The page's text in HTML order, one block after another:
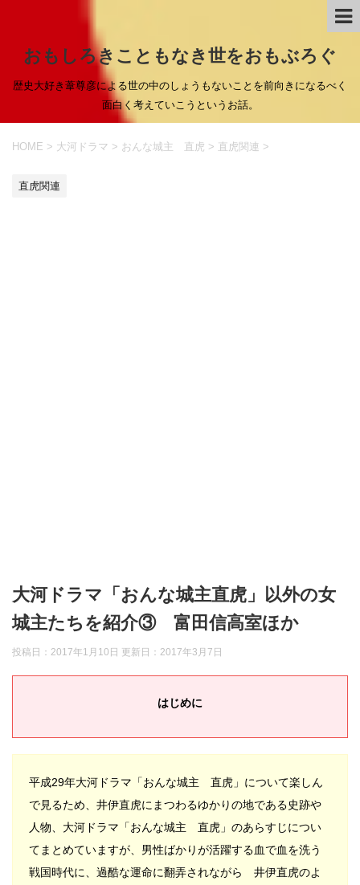
おもしろきこともなき世をおもぶろぐ
歴史大好き葦尊彦による世の中のしょうもないことを前向きになるべく
面白く考えていこうというお話。
HOME > 大河ドラマ > おんな城主 直虎 > 直虎関連 >
直虎関連
大河ドラマ「おんな城主直虎」以外の女
城主たちを紹介③ 富田信高室ほか
投稿日：2017年1月10日 更新日： 2017年3月7日
はじめに
平成29年大河ドラマ「おんな城主 直虎」について楽しん
で見るため、井伊直虎にまつわるゆかりの地である史跡や
人物、大河ドラマ「おんな城主 直虎」のあらすじについ
てまとめていますが、 男性ばかりが活躍する血で血を洗う
戦国時代に、過酷な運命に翻弄されながら 井伊直虎のよ